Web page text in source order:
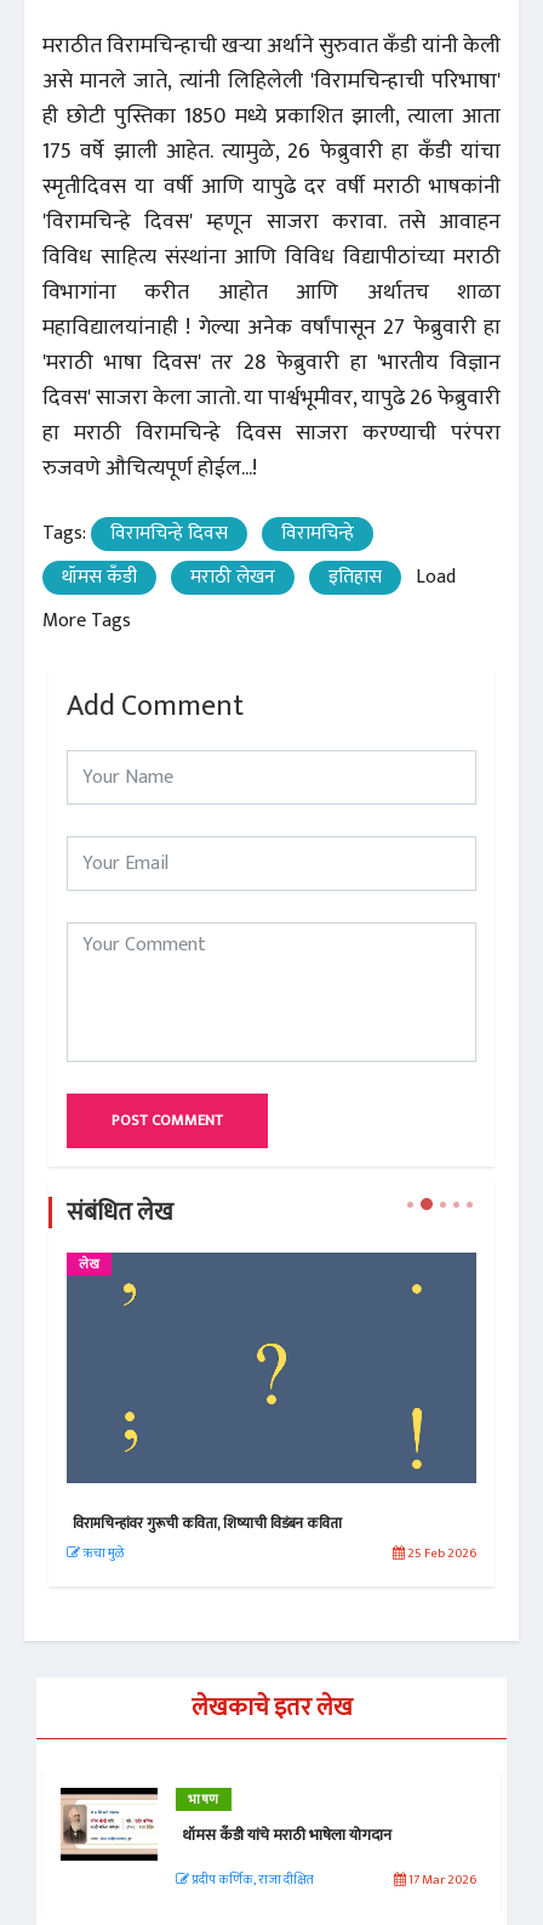
मराठीत विरामचिन्हाची खऱ्या अर्थाने सुरुवात कँडी यांनी केली
असे मानले जाते, त्यांनी लिहिलेली 'विरामचिन्हाची परिभाषा'
ही छोटी पुस्तिका 1850 मध्ये प्रकाशित झाली, त्याला आता
175 वर्षे झाली आहेत. त्यामुळे, 26 फेब्रुवारी हा कँडी यांचा
स्मृतीदिवस या वर्षी आणि यापुढे दर वर्षी मराठी भाषकांनी
'विरामचिन्हे दिवस' म्हणून साजरा करावा. तसे आवाहन
विविध साहित्य संस्थांना आणि विविध विद्यापीठांच्या मराठी
विभागांना करीत आहोत आणि अर्थातच शाळा
महाविद्यालयांनाही ! गेल्या अनेक वर्षांपासून 27 फेब्रुवारी हा
'मराठी भाषा दिवस' तर 28 फेब्रुवारी हा 'भारतीय विज्ञान
दिवस' साजरा केला जातो. या पार्श्वभूमीवर, यापुढे 26 फेब्रुवारी
हा मराठी विरामचिन्हे दिवस साजरा करण्याची परंपरा
रुजवणे औचित्यपूर्ण होईल...!
Tags: विरामचिन्हे दिवस
विरामचिन्हे
थॉमस कँडी
मराठी लेखन इतिहास
Load
More Tags
Add Comment
POST COMMENT
संबंधित लेख
लेख
विरामचिन्हांवर गुरूची कविता, शिष्याची विडंबन कविता
ऋचा मुळे 25 Feb 2026
लेखकाचे इतर लेख
भाषण
थॉमस कँडी यांचे मराठी भाषेला योगदान
प्रदीप कर्णिक, राजा दीक्षित 17 Mar 2026